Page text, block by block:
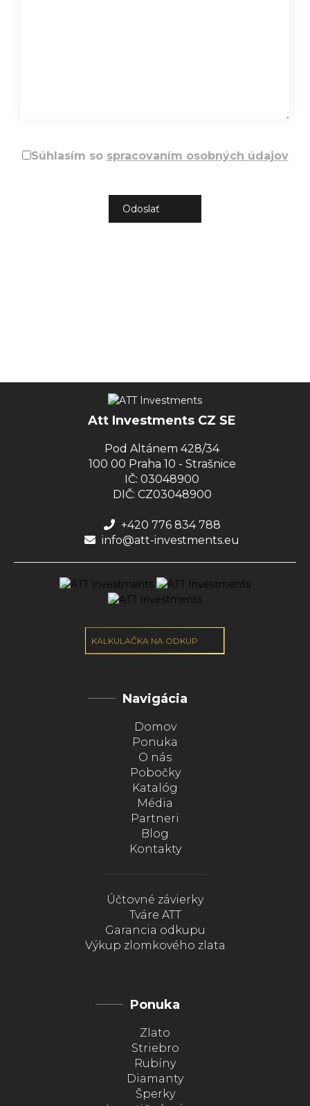
Súhlasím so spracovaním osobných údajov
Att Investments CZ SE
Pod Altánem 428/34
100 00 Praha 10 - Strašnice
IČ: 03048900
DIČ: CZ03048900
+420 776 834 788
info@att-investments.eu
KALKULAČKA NA ODKUP
Navigácia
Domov
Ponuka
O nás
Pobočky
Katalóg
Média
Partneri
Blog
Kontakty
Účtovné závierky
Tváre ATT
Garancia odkupu
Výkup zlomkového zlata
Ponuka
Zlato
Striebro
Rubíny
Diamanty
Šperky